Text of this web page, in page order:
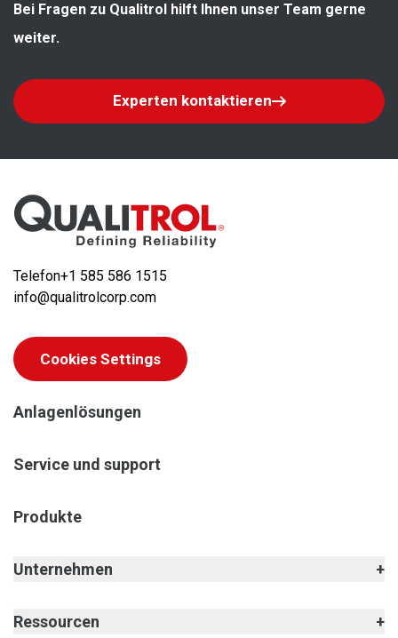
Bei Fragen zu Qualitrol hilft Ihnen unser Team gerne
weiter.
Experten kontaktieren
Telefon+1 585 586 1515
info@qualitrolcorp.com
Cookies Settings
Anlagenlösungen
Service und support
Produkte
Unternehmen
Ressourcen